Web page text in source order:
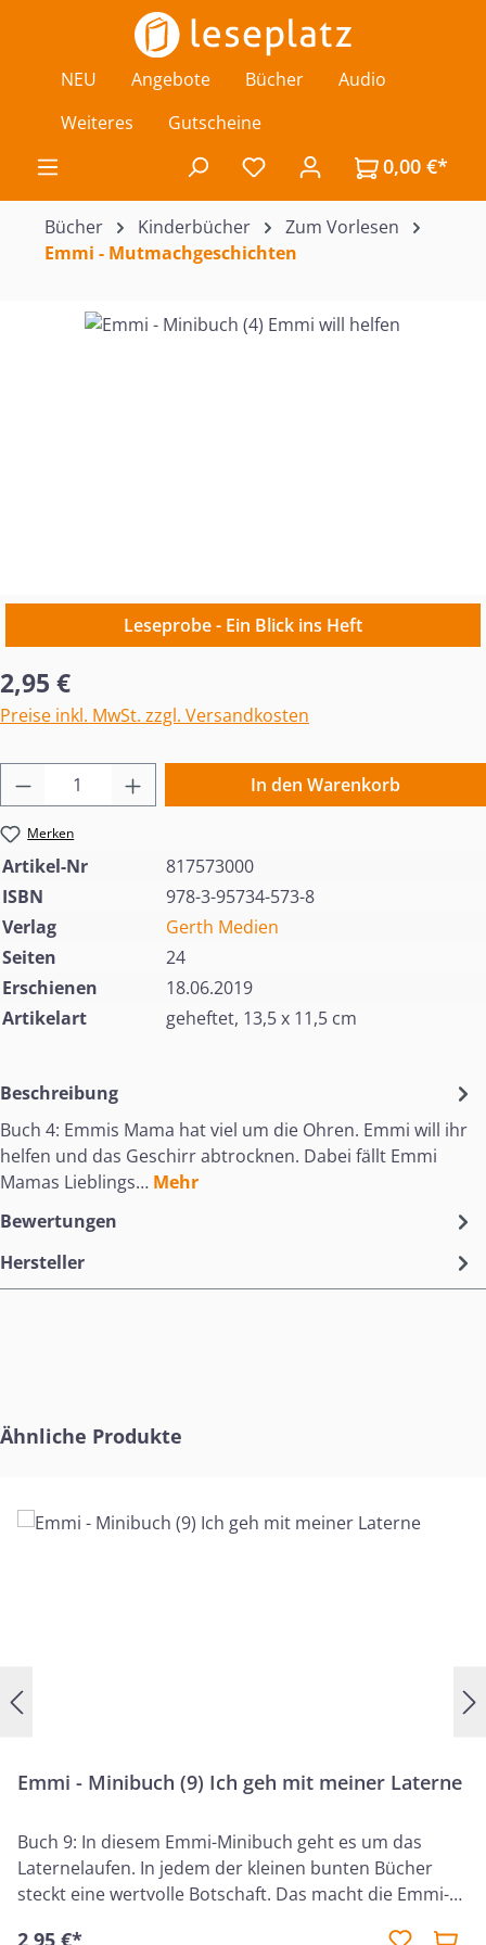
Zum Hauptinhalt springen
NEU Angebote Bücher
Audio
Weiteres
Gutscheine
Du hast 0 Produkte auf
0,00 €*
Bücher Kinderbücher
Zum Vorlesen
Emmi - Mutmachgeschichten
Bildergalerie überspringen
Leseprobe - Ein Blick ins Heft
Regulärer Preis:
2,95 €
Preise inkl. MwSt. zzgl. Versandkosten
Produkt Anzahl: Gib den gewünschten
In den Warenkorb
Merken
Artikel-Nr
817573000
ISBN
978-3-95734-573-8
Verlag
Gerth Medien
Seiten
24
Erschienen
18.06.2019
Artikelart
geheftet, 13,5 x 11,5 cm
Beschreibung
Buch 4: Emmis Mama hat viel um die Ohren. Emmi will ihr
helfen und das Geschirr abtrocknen. Dabei fällt Emmi
Mamas Lieblings… Mehr
Bewertungen
Hersteller
Produktgalerie überspringen
Ähnliche Produkte
Emmi - Minibuch (9) Ich geh mit meiner Laterne
Buch 9: In diesem Emmi-Minibuch geht es um das
Laternelaufen. In jedem der kleinen bunten Bücher
steckt eine wertvolle Botschaft. Das macht die Emmi-